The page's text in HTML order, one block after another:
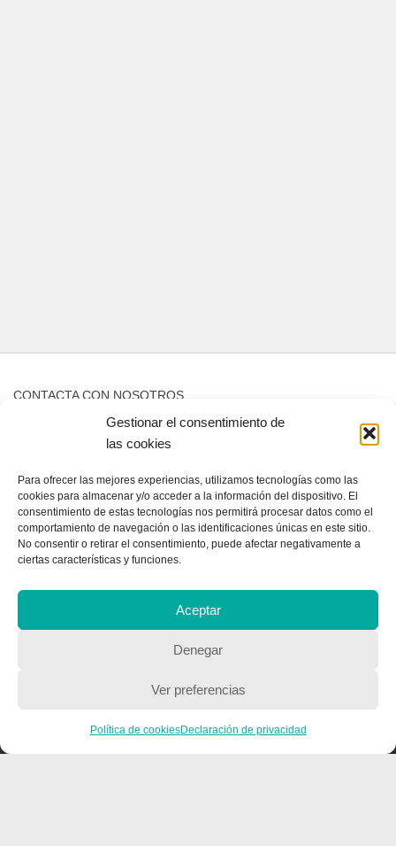
Gestionar el consentimiento de
las cookies
Para ofrecer las mejores experiencias, utilizamos tecnologías como las
cookies para almacenar y/o acceder a la información del dispositivo. El
consentimiento de estas tecnologías nos permitirá procesar datos como el
comportamiento de navegación o las identificaciones únicas en este sitio.
No consentir o retirar el consentimiento, puede afectar negativamente a
ciertas características y funciones.
Aceptar
Denegar
Ver preferencias
Política de cookiesDeclaración de privacidad
CONTACTA CON NOSOTROS
QUIENES SOMOS
Quienes somos